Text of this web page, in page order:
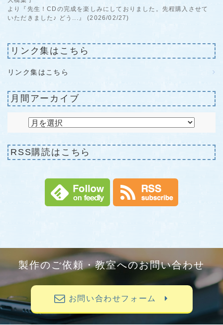
より『先生！CDの完成を楽しみにしておりました。先程購入させて
いただきました♪ どう...』 (2026/02/27)
リンク集はこちら
リンク集はこちら
月間アーカイブ
RSS購読はこちら
製作のご依頼・教室へのお問い合わせ
お問い合わせフォーム